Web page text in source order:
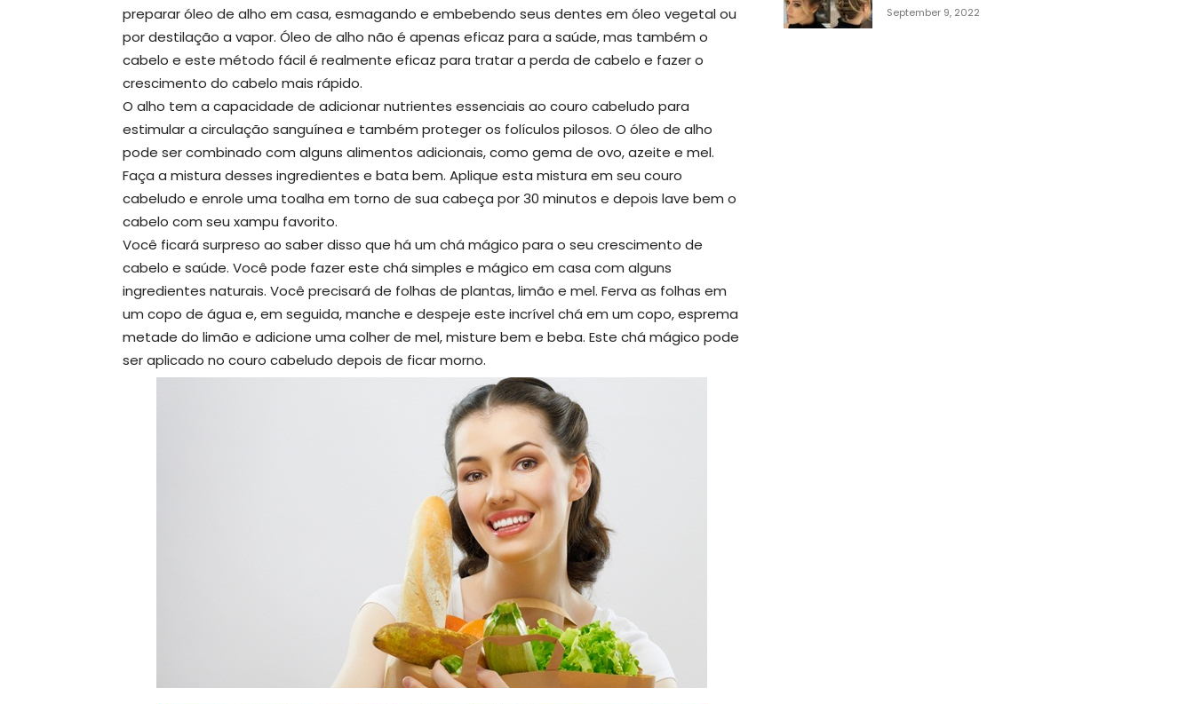
preparar óleo de alho em casa, esmagando e embebendo seus dentes em óleo vegetal ou
por destilação a vapor. Óleo de alho não é apenas eficaz para a saúde, mas também o
cabelo e este método fácil é realmente eficaz para tratar a perda de cabelo e fazer o
crescimento do cabelo mais rápido.
O alho tem a capacidade de adicionar nutrientes essenciais ao couro cabeludo para
estimular a circulação sanguínea e também proteger os folículos pilosos. O óleo de alho
pode ser combinado com alguns alimentos adicionais, como gema de ovo, azeite e mel.
Faça a mistura desses ingredientes e bata bem. Aplique esta mistura em seu couro
cabeludo e enrole uma toalha em torno de sua cabeça por 30 minutos e depois lave bem o
cabelo com seu xampu favorito.
Você ficará surpreso ao saber disso que há um chá mágico para o seu crescimento de
cabelo e saúde. Você pode fazer este chá simples e mágico em casa com alguns
ingredientes naturais. Você precisará de folhas de plantas, limão e mel. Ferva as folhas em
um copo de água e, em seguida, manche e despeje este incrível chá em um copo, esprema
metade do limão e adicione uma colher de mel, misture bem e beba. Este chá mágico pode
ser aplicado no couro cabeludo depois de ficar morno.
September 9, 2022